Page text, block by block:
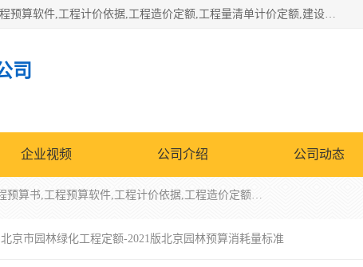
北京北腾文化发展有限公司：主营31个省建设工程预算书,工程预算软件,工程计价依据,工程造价定额,工程量清单计价定额,建设工程量消耗量定额,各行业工程预算定额,铁路定额,电力定额,矿山定额,*,黄金定额,钢铁企业检修定额,中石化安装检修定额,煤矿图书,医院书籍等.诚信的经营，在发展的同时公司不忘不断总结不断优化为客户的服务，和一如既往的热情赢得了新老客户的极高评价及青睐。
司
企业视频 公司介绍 公司动态
北京北腾文化发展有限公司：主营31个省建设工程预算书,工程预算软件,工程计价依据,工程造价定额,工程量清单计价定额,建设工程量消耗量定额,各行业工程预算定额,铁路定额,电力定额,矿山定额,*,黄金定额,钢铁企业检修定额,中石化安装检修定额,煤矿图书,医院书籍等.诚信的经营，在发展的同时公司不忘不断总结不断优化为客户的服务，和一如既往的热情赢得了新老客户的极高评价及青睐。
京市园林绿化工程定额-2021版北京园林预算消耗量标准